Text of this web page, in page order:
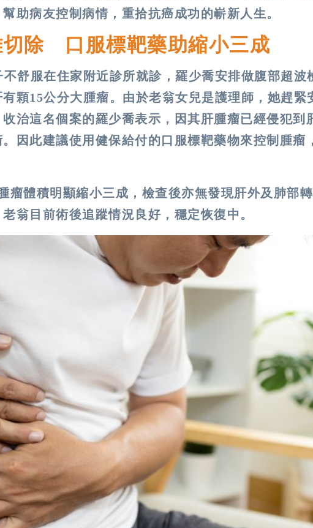
助病友控制病情，重拾抗癌成功的嶄新人生。
切除 口服標靶藥助縮小三成
舒服在住家附近診所就診，羅少喬安排做腹部超波
顆15公分大腫瘤。由於老翁女兒是護理師，她趕緊
治這名個案的羅少喬表示，因其肝腫瘤已經侵犯到
因此建議使用健保給付的口服標靶藥物來控制腫瘤
瘤體積明顯縮小三成，檢查後亦無發現肝外及肺部
翁目前術後追蹤情況良好，穩定恢復中。